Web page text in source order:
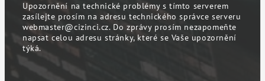
Upozornění na technické problémy s tímto serverem
zasílejte prosím na adresu technického správce serveru
webmaster@cizinci.cz. Do zprávy prosím nezapomeňte
napsat celou adresu stránky, které se Vaše upozornění
týká.